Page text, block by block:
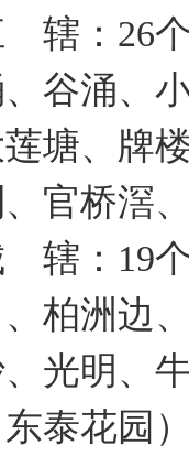
26个
谷涌、
塘、牌
官桥滘
19个
柏洲边
光明、
泰花园）